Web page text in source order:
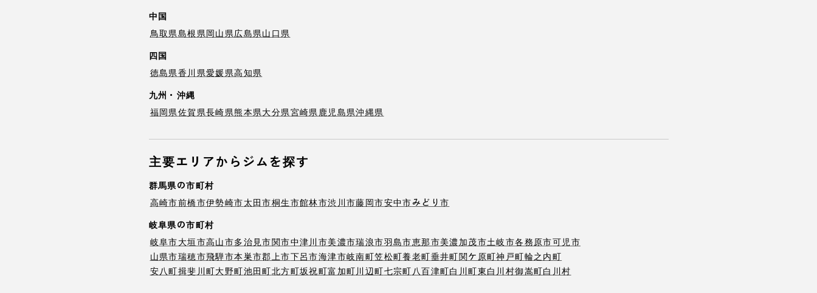
中国
鳥取県島根県岡山県広島県山口県
四国
徳島県香川県愛媛県高知県
九州・沖縄
福岡県佐賀県長崎県熊本県大分県宮崎県鹿児島県沖縄県
主要エリアからジムを探す
群馬県の市町村
高崎市前橋市伊勢崎市太田市桐生市館林市渋川市藤岡市安中市みどり市
岐阜県の市町村
岐阜市大垣市高山市多治見市関市中津川市美濃市瑞浪市羽島市恵那市美濃加茂市土岐市各務原市可児市
山県市瑞穂市飛騨市本巣市郡上市下呂市海津市岐南町笠松町養老町垂井町関ケ原町神戸町輪之内町
安八町揖斐川町大野町池田町北方町坂祝町富加町川辺町七宗町 八百津町白川町東白川村御嵩町白川村